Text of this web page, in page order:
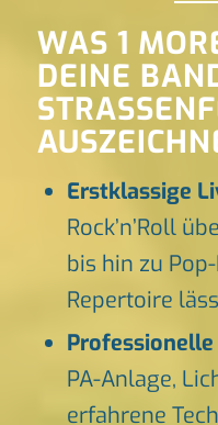
WAS 1
DEINE
Erstklassige
Rock’n’Roll
bis hin zu
Repertoire
PA-Anlage,
erfahrene